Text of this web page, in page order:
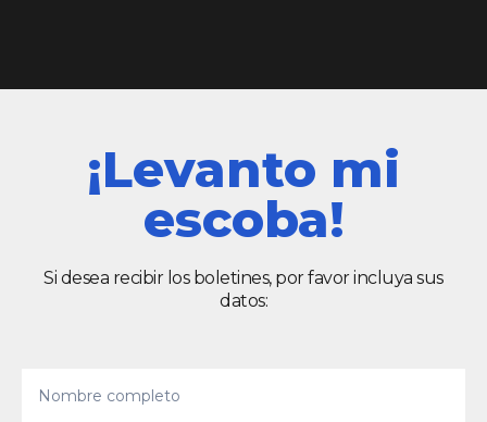
¡Levanto mi
escoba!
Si desea recibir los boletines, por favor incluya sus
datos: